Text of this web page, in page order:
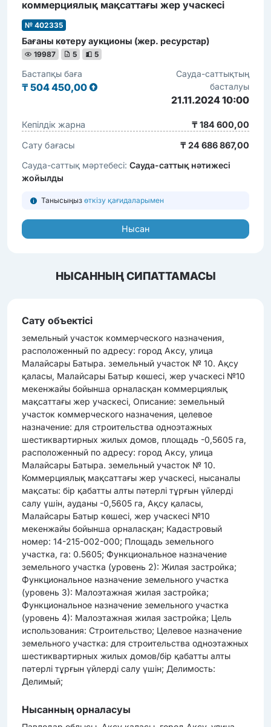
коммерциялық мақсаттағы жер учаскесі
№ 402335
Бағаны көтеру аукционы (жер. ресурстар)
19987 5 5
Бастапқы баға
₸ 504 450,00
Сауда-саттықтың
басталуы
21.11.2024 10:00
Кепілдік жарна
₸ 184 600,00
Сату бағасы
₸ 24 686 867,00
Сауда-саттық мәртебесі: Сауда-саттық нәтижесі
жойылды
Танысыңыз өткізу қағидаларымен
Нысан
НЫСАННЫҢ СИПАТТАМАСЫ
Сату объектісі
земельный участок коммерческого назначения,
расположенный по адресу: город Аксу, улица
Малайсары Батыра. земельный участок № 10. Ақсу
қаласы, Малайсары Батыр көшесі, жер учаскесі №10
мекенжайы бойынша орналасқан коммерциялық
мақсаттағы жер учаскесі, Описание: земельный
участок коммерческого назначения, целевое
назначение: для строительства одноэтажных
шестиквартирных жилых домов, площадь -0,5605 га,
расположенный по адресу: город Аксу, улица
Малайсары Батыра. земельный участок № 10.
Коммерциялық мақсаттағы жер учаскесі, нысаналы
мақсаты: бір қабатты алты пәтерлі тұрғын үйлерді
салу үшін, ауданы -0,5605 га, Ақсу қаласы,
Малайсары Батыр көшесі, жер учаскесі №10
мекенжайы бойынша орналасқан; Кадастровый
номер: 14-215-002-000; Площадь земельного
участка, га: 0.5605; Функциональное назначение
земельного участка (уровень 2): Жилая застройка;
Функциональное назначение земельного участка
(уровень 3): Малоэтажная жилая застройка;
Функциональное назначение земельного участка
(уровень 4): Малоэтажная жилая застройка; Цель
использования: Строительство; Целевое назначение
земельного участка: для строительства одноэтажных
шестиквартирных жилых домов/бір қабатты алты
пәтерлі тұрғын үйлерді салу үшін; Делимость:
Делимый;
Нысанның орналасуы